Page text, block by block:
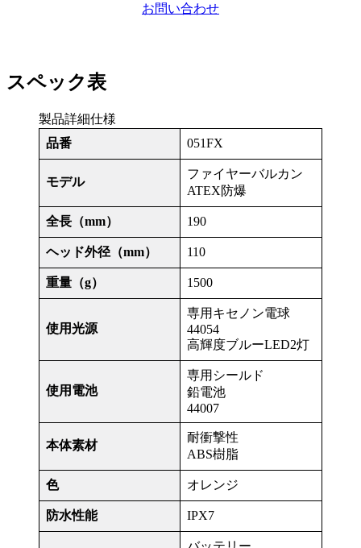
お問い合わせ
スペック表
製品詳細仕様
品番
051FX
モデル
ファイヤーバルカン
ATEX防爆
全長（mm） 190
ヘッド外径（mm） 110
重量（g） 1500
使用光源
専用キセノン電球
44054
高輝度ブルーLED2灯
使用電池
専用シールド
鉛電池
44007
本体素材
耐衝撃性
ABS樹脂
色 オレンジ
防水性能 IPX7